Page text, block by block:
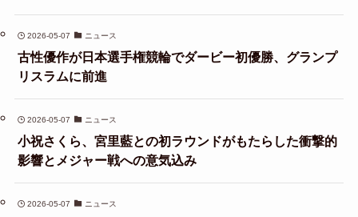
2026-05-07 ニュース
古性優作が日本選手権競輪でダービー初優勝、グランプ
リスラムに前進
2026-05-07 ニュース
小祝さくら、宮里藍との初ラウンドがもたらした衝撃的
影響とメジャー戦への意気込み
2026-05-07 ニュース